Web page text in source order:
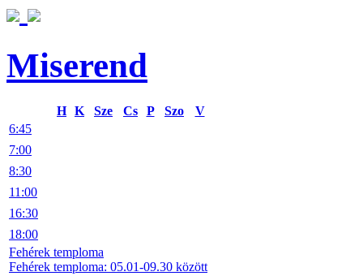
Miserend
H K Sze Cs P Szo
V
6:45
7:00
8:30
11:00
16:30
18:00
Fehérek temploma
Fehérek temploma: 05.01-09.30 között